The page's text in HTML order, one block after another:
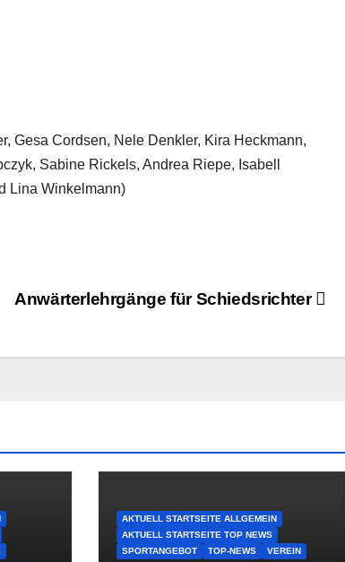
Gesa Cordsen, Nele Denkler, Kira Heckmann,
Sabine Rickels, Andrea Riepe, Isabell
Lina Winkelmann)
Anwärterlehrgänge für Schiedsrichter
AKTUELL STARTSEITE ALLGEMEIN
AKTUELL STARTSEITE TOP NEWS
SPORTANGEBOT
TOP-NEWS VEREIN